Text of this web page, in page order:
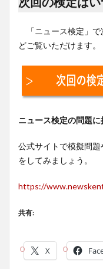
「ニュース検定」で
どご覧いただけます。
ニュース検定の問題に
公式サイトで模擬問
をしてみましょう。
https://
共有:
X